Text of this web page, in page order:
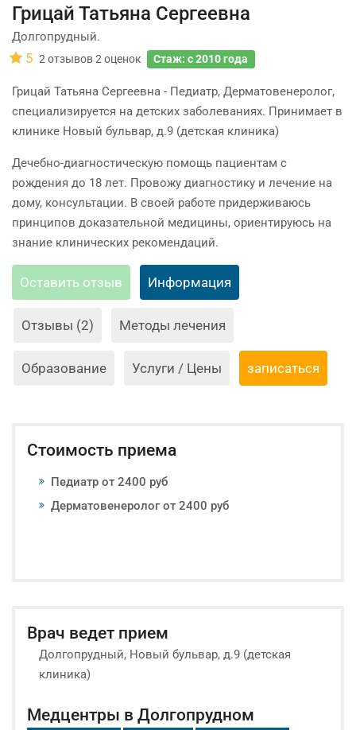
Грицай Татьяна Сергеевна
Долгопрудный.
5 2 отзывов2 оценок Стаж: с 2010 года
Грицай Татьяна Сергеевна - Педиатр, Дерматовенеролог,
специализируется на детских заболеваниях. Принимает в
клинике Новый бульвар, д.9 (детская клиника)
Дечебно-диагностическую помощь пациентам с
рождения до 18 лет. Провожу диагностику и лечение на
дому, консультации. В своей работе придерживаюсь
принципов доказательной медицины, ориентируюсь на
знание клинических рекомендаций.
Оставить отзыв Информация
Отзывы (2) Методы лечения
Образование Услуги / Цены записаться
Стоимость приема
Педиатр от 2400 руб
Дерматовенеролог от 2400 руб
Врач ведет прием
Долгопрудный, Новый бульвар, д.9 (детская
клиника)
Медцентры в Долгопрудном